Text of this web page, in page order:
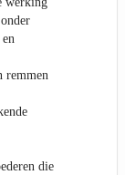
remmen
die